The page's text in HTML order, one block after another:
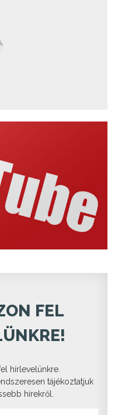
FEL
hírlevelünkre.
tájékoztatjuk
hírekről.